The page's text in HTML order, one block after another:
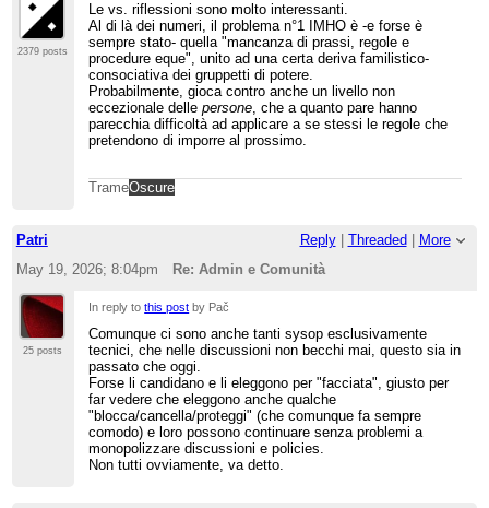
2379 posts
Le vs. riflessioni sono molto interessanti.
Al di là dei numeri, il problema n°1 IMHO è -e forse è
sempre stato- quella "mancanza di prassi, regole e
procedure eque", unito ad una certa deriva familistico-
consociativa dei gruppetti di potere.
Probabilmente, gioca contro anche un livello non
eccezionale dellepersone, che a quanto pare hanno
parecchia difficoltà ad applicare a se stessi le regole che
pretendono di imporre al prossimo.
TrameOscure
Patri Reply| Threaded
More
May 19, 2026; 8:04pm
Re: Admin e Comunità
25 posts
In reply tothis post by Pač
Comunque ci sono anche tanti sysop esclusivamente
tecnici, che nelle discussioni non becchi mai, questo sia in
passato che oggi.
Forse li candidano e li eleggono per "facciata", giusto per
far vedere che eleggono anche qualche
"blocca/cancella/proteggi" (che comunque fa sempre
comodo) e loro possono continuare senza problemi a
monopolizzare discussioni e policies.
Non tutti ovviamente, va detto.